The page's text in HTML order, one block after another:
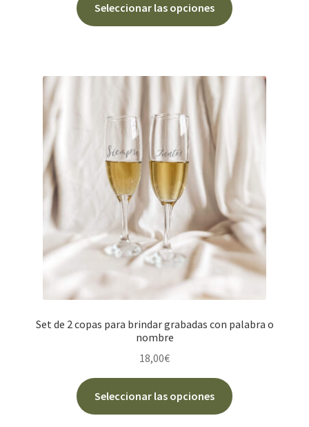
Seleccionar las opciones
producto
elegir
en
página
de
producto
Set de 2 copas para brindar grabadas con palabra o
nombre
18,00€
Seleccionar las opciones